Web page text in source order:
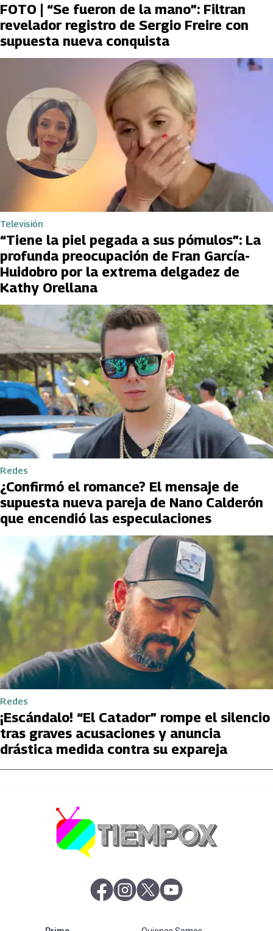
FOTO | “Se fueron de la mano”: Filtran
revelador registro de Sergio Freire con
supuesta nueva conquista
Televisión
“Tiene la piel pegada a sus pómulos”: La
profunda preocupación de Fran García-
Huidobro por la extrema delgadez de
Kathy Orellana
Redes
¿Confirmó el romance? El mensaje de
supuesta nueva pareja de Nano Calderón
que encendió las especulaciones
Redes
¡Escándalo! “El Catador” rompe el silencio
tras graves acusaciones y anuncia
drástica medida contra su expareja
abre en nueva pestaña
abre en nueva pestaña
abre en nueva pestaña